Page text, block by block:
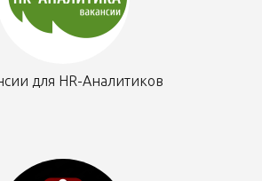
для HR-Аналитиков